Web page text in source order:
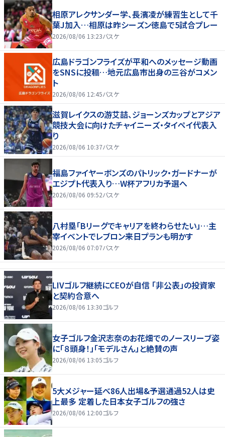
相原アレクサンダー学、長濱凌が練習生として千
葉J加入…相原は昨シーズン徳島で5試合プレー
2026/08/06 13:23バスケ
広島ドラゴンフライズが平和へのメッセージ動画
をSNSに投稿…地元広島市出身の三谷がコメン
ト
2026/08/06 12:45バスケ
滋賀レイクスの游艾喆、ジョーンズカップとアジア
競技大会に向けたチャイニーズ・タイペイ代表入
り
2026/08/06 10:37バスケ
福島ファイヤーボンズのパトリック・ガードナーが
エジプト代表入り…W杯アフリカ予選へ
2026/08/06 09:52バスケ
八村塁「Bリーグでキャリアを終わらせたい」…主
宰イベントでレブロン来日プランも明かす
2026/08/06 07:07バスケ
LIVゴルフ継続にCEOが自信 「非公表」の投資家
と契約合意へ
2026/08/06 13:30ゴルフ
女子ゴルフ金沢志奈のお花畑でのノースリーブ姿
に「８頭身！」「モデルさん」と絶賛の声
2026/08/06 13:05ゴルフ
5大メジャー延べ86人出場&予選通過52人は史
上最多 定着した日本女子ゴルフの強さ
2026/08/06 12:00ゴルフ